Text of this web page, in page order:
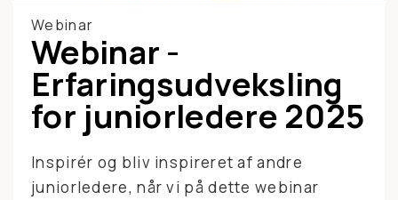
Webinar
Webinar -
Erfaringsudveksling
for juniorledere 2025
Inspirér og bliv inspireret af andre
juniorledere, når vi på dette webinar